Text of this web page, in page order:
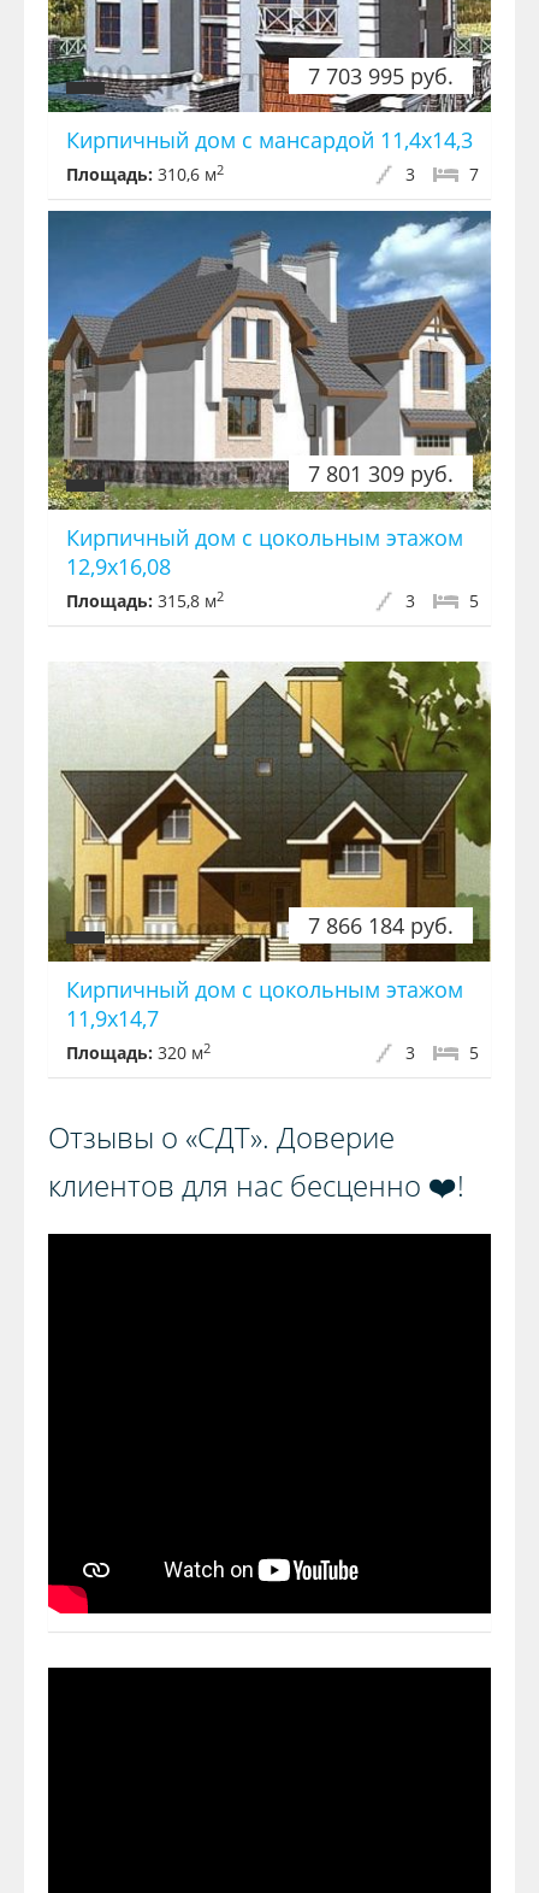
7 703 995 руб.
Кирпичный дом с мансардой 11,4x14,3
Площадь: 310,6 м2 7
3
7 801 309 руб.
Кирпичный дом с цокольным этажом
12,9x16,08
Площадь: 315,8 м2 5
3
7 866 184 руб.
Кирпичный дом с цокольным этажом
11,9x14,7
Площадь: 320 м2 5
3
Отзывы о «СДТ». Доверие
клиентов для нас бесценно ❤️!